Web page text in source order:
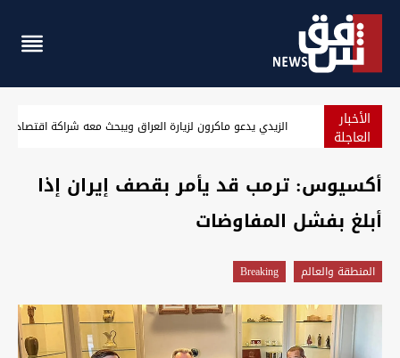
الأخبار
العاجلة الزيدي يدعو ماكرون لزيارة العراق ويبحث معه شراكة اقتصادية
أكسيوس: ترمب قد يأمر بقصف إيران إذا
أبلغ بفشل المفاوضات
المنطقة والعالم Breaking